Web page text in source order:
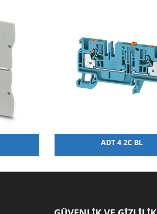
ADT 4 2C BL